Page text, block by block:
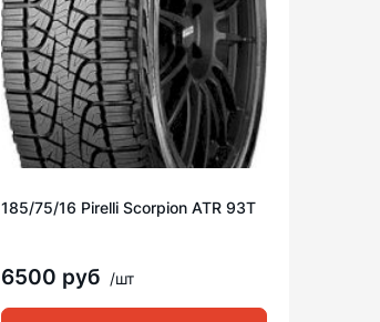
185/75/16 Pirelli Scorpion ATR 93T
6500 руб /шт